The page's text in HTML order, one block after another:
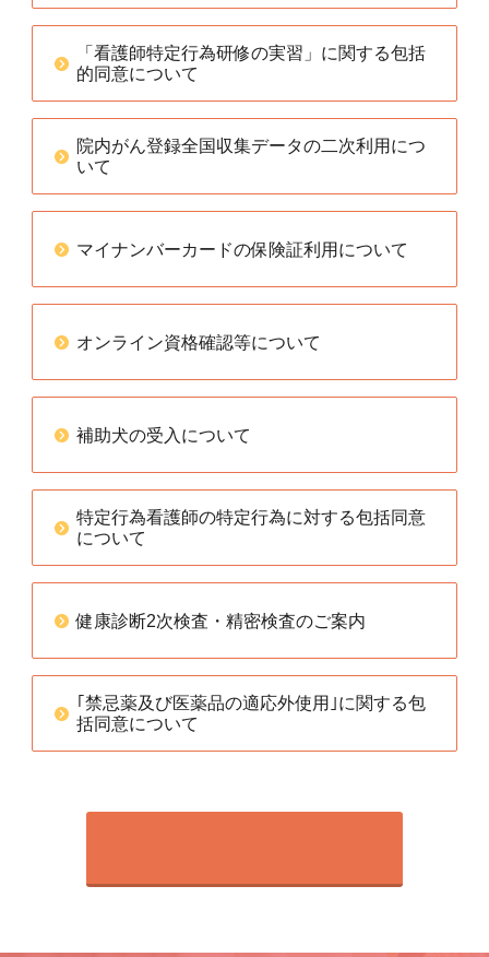
「看護師特定行為研修の実習」に関する包括
的同意について
院内がん登録全国収集データの二次利用につ
いて
マイナンバーカードの保険証利用について
オンライン資格確認等について
補助犬の受入について
特定行為看護師の特定行為に対する包括同意
について
健康診断2次検査・精密検査のご案内
｢禁忌薬及び医薬品の適応外使用｣に関する包
括同意について